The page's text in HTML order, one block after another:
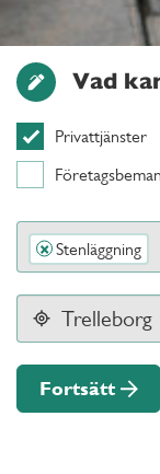
Vad
Privattjänster
× Stenläggning
Fortsätt